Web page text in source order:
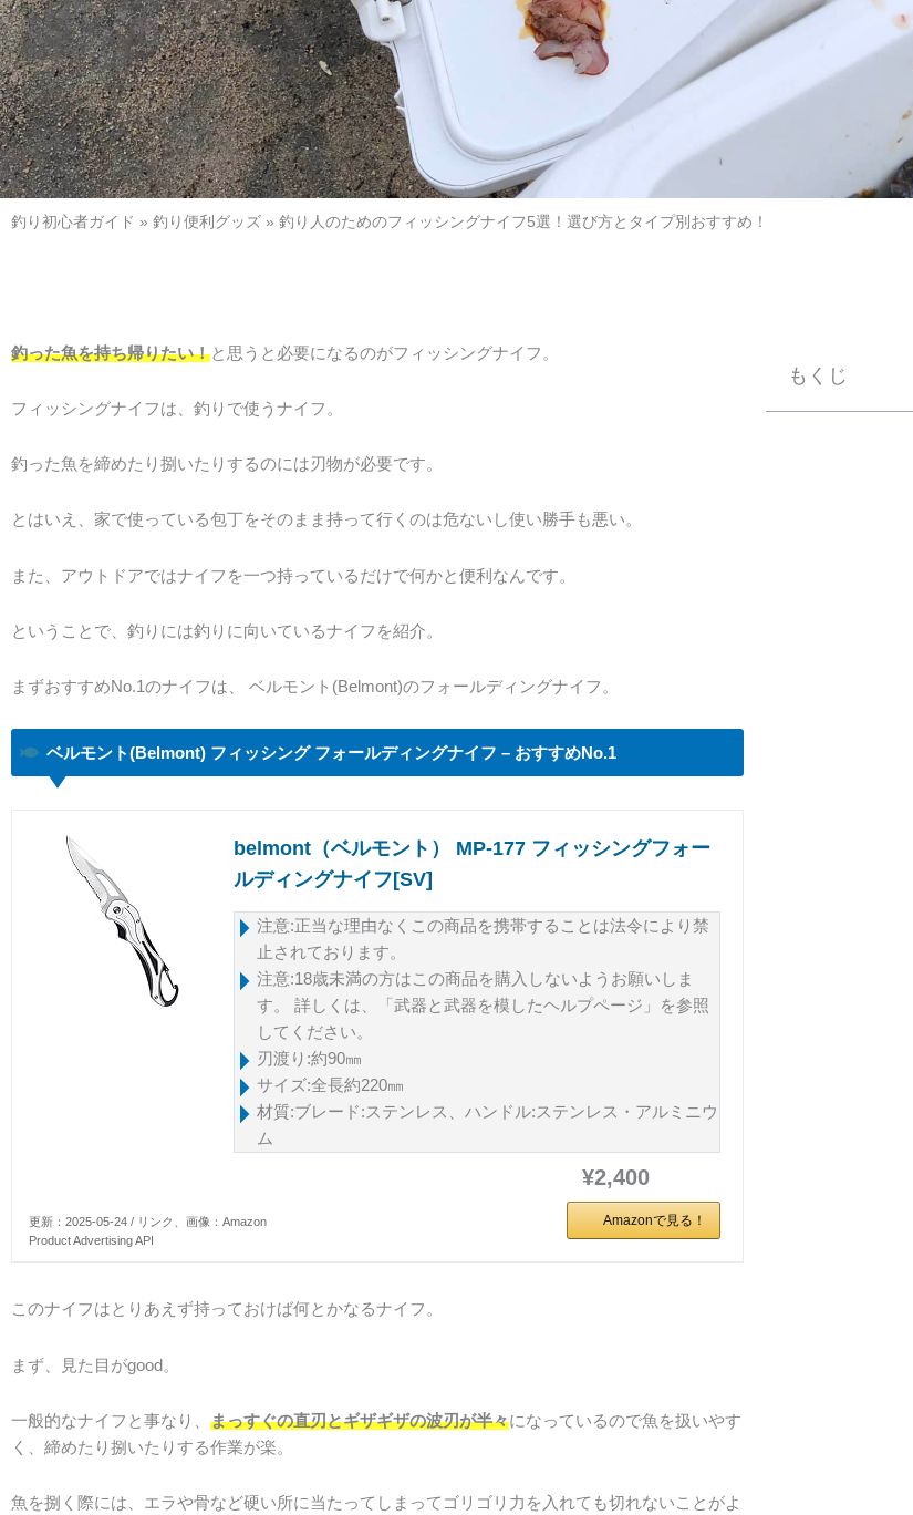
釣り初心者ガイド » 釣り便利グッズ » 釣り人のためのフィッシングナイフ5選！選び方とタイプ別おすすめ！
釣った魚を持ち帰りたい！と思うと必要になるのがフィッシングナイフ。
フィッシングナイフは、釣りで使うナイフ。
釣った魚を締めたり捌いたりするのには刃物が必要です。
とはいえ、家で使っている包丁をそのまま持って行くのは危ないし使い勝手も悪い。
また、アウトドアではナイフを一つ持っているだけで何かと便利なんです。
ということで、釣りには釣りに向いているナイフを紹介。
まずおすすめNo.1のナイフは、 ベルモント(Belmont)のフォールディングナイフ。
ベルモント(Belmont) フィッシング フォールディングナイフ – おすすめNo.1
belmont（ベルモント） MP-177 フィッシングフォー
ルディングナイフ[SV]
注意:正当な理由なくこの商品を携帯することは法令により禁
止されております。
注意:18歳未満の方はこの商品を購入しないようお願いしま
す。 詳しくは、「武器と武器を模したヘルプページ」を参照
してください。
刃渡り:約90㎜
サイズ:全長約220㎜
材質:ブレード:ステンレス、ハンドル:ステンレス・アルミニウ
ム
¥2,400
Amazonで見る！
更新：2025-05-24 / リンク、画像：Amazon
Product Advertising API
このナイフはとりあえず持っておけば何とかなるナイフ。
まず、見た目がgood。
一般的なナイフと事なり、 まっすぐの直刃とギザギザの波刃が半々になっているので魚を扱いやす
く、締めたり捌いたりする作業が楽。
魚を捌く際には、エラや骨など硬い所に当たってしまってゴリゴリ力を入れても切れないことがよ
もくじ